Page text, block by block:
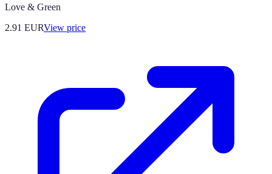
Love & Green
2.91 EURView price